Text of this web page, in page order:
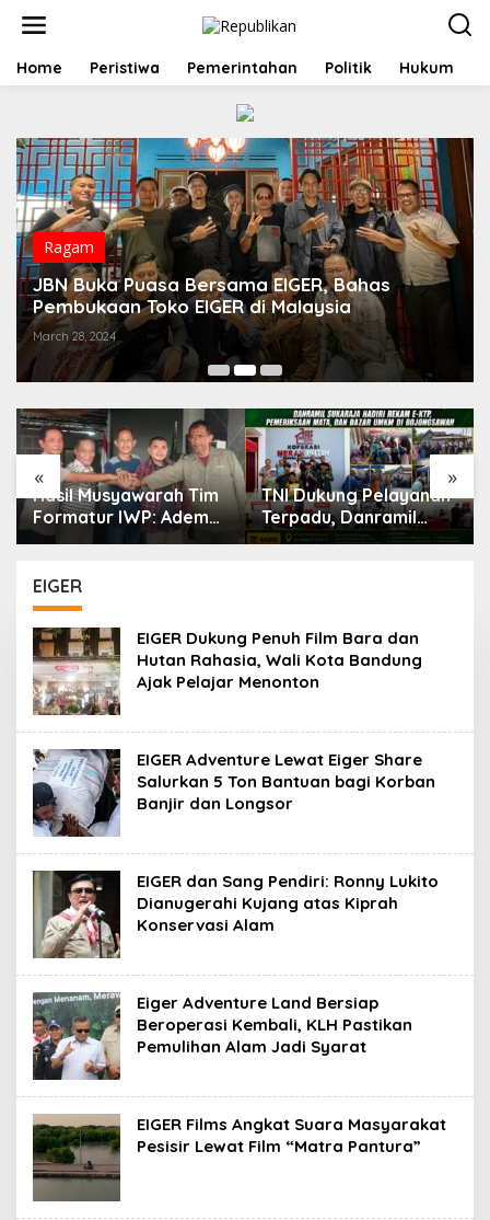
t
Home Peristiwa Pemerintahan Politik Hukum
Ragam
JBN Buka Puasa Bersama EIGER, Bahas
Pembukaan Toko EIGER di Malaysia
March 28, 2024
« »
Hasil Musyawarah Tim
Formatur IWP: Adem
Sutisna Ditetapkan
Jabar Periode 2026–
2028
TNI Dukung Pelayanan
Terpadu, Danramil
Sukaraja Hadiri Rekam
EIGER
EIGER Dukung Penuh Film Bara dan
Hutan Rahasia, Wali Kota Bandung
Ajak Pelajar Menonton
EIGER Adventure Lewat Eiger Share
Salurkan 5 Ton Bantuan bagi Korban
Banjir dan Longsor
EIGER dan Sang Pendiri: Ronny Lukito
Dianugerahi Kujang atas Kiprah
Konservasi Alam
Eiger Adventure Land Bersiap
Beroperasi Kembali, KLH Pastikan
Pemulihan Alam Jadi Syarat
EIGER Films Angkat Suara Masyarakat
Pesisir Lewat Film “Matra Pantura”